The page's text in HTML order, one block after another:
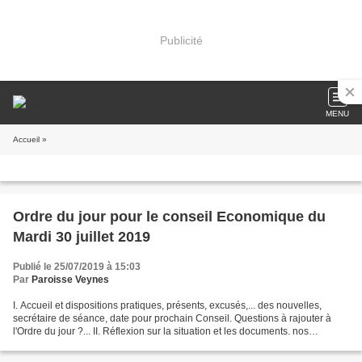
Publicité
MENU
Accueil »
Ordre du jour pour le conseil Economique du
Mardi 30 juillet 2019
Publié le 25/07/2019 à 15:03
Par Paroisse Veynes
I. Accueil et dispositions pratiques, présents, excusés,... des nouvelles,
secrétaire de séance, date pour prochain Conseil. Questions à rajouter à
l'Ordre du jour ?... II. Réflexion sur la situation et les documents. nos